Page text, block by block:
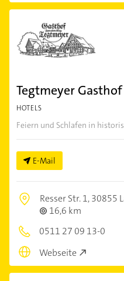
Tegtmeyer
HOTELS
Feiern und Schlafen in
E-Mail
Resser Str. 1,30855
16,6 km
0511 27 09 13-0
Webseite